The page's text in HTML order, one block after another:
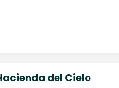
del Cielo